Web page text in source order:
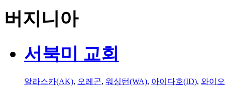
버지니아
서북미 교회
알라스카(AK), 오레곤, 워싱턴(WA), 아이다호(ID), 와이